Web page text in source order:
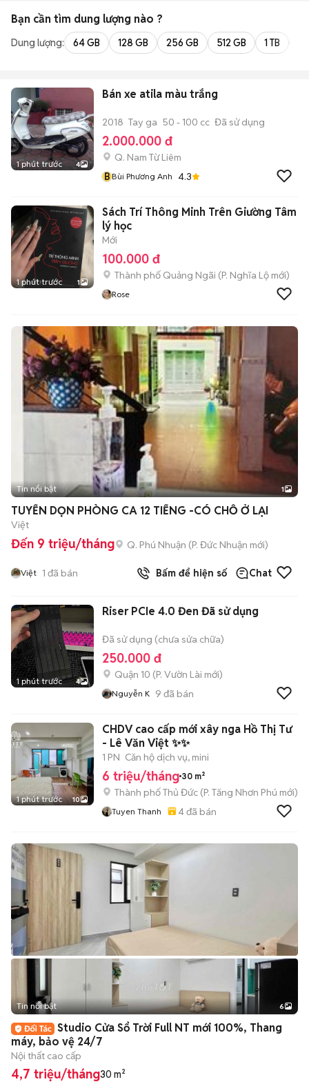
Bạn cần tìm dung lượng nào ?
Dung lượng: 64 GB 128 GB 256 GB 512 GB 1 TB
1 phút trước 4
Bán xe atila màu trắng
2018 Tay ga 50 - 100 cc Đã sử dụng
2.000.000 đ
Q. Nam Từ Liêm
BBùi Phương Anh 4.3
1 phút trước 1
Sách Trí Thông Minh Trên Giường Tâm
lý học
Mới
100.000 đ
Thành phố Quảng Ngãi (P. Nghĩa Lộ mới)
Rose
Tin nổi bật 1
TUYỂN DỌN PHÒNG CA 12 TIẾNG -CÓ CHỖ Ở LẠI
Việt
Đến 9 triệu/tháng Q. Phú Nhuận (P. Đức Nhuận mới)
Việt 1 đã bán Bấm để hiện số Chat
1 phút trước 4
Riser PCIe 4.0 Đen Đã sử dụng
Đã sử dụng (chưa sửa chữa)
250.000 đ
Quận 10 (P. Vườn Lài mới)
Nguyễn K 9 đã bán
1 phút trước 10
CHDV cao cấp mới xây nga Hồ Thị Tư
- Lê Văn Việt ✨✨
1 PN Căn hộ dịch vụ, mini
6 triệu/tháng 30 m²
Thành phố Thủ Đức (P. Tăng Nhơn Phú mới)
Tuyen Thanh 4đã bán
+2
Tin nổi bật 6
Studio Cửa Sổ Trời Full NT mới 100%, Thang
máy, bảo vệ 24/7
Nội thất cao cấp
4,7 triệu/tháng30 m²